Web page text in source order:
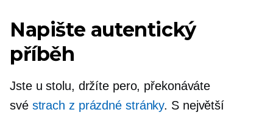
Napište autentický
příběh
Jste u stolu, držíte pero, překonáváte
své strach z prázdné stránky. S největší